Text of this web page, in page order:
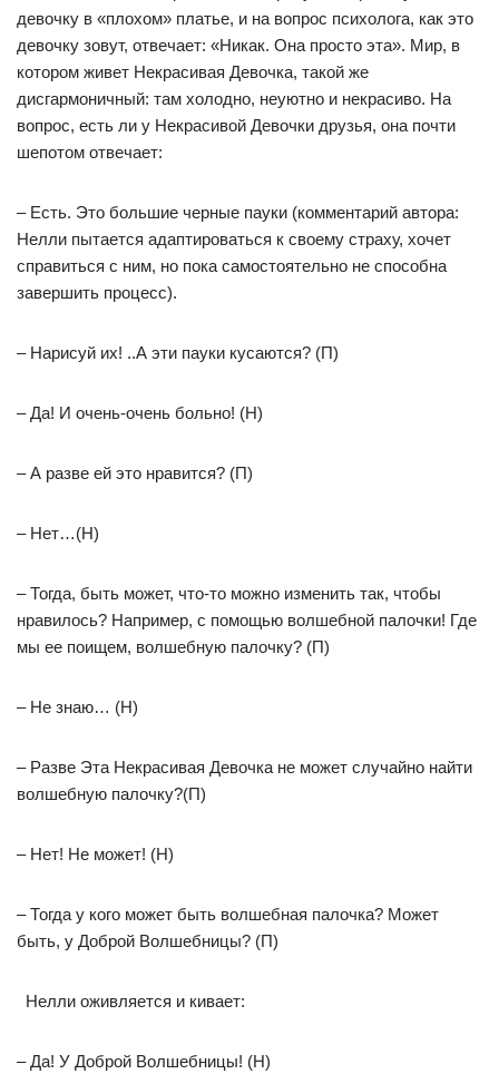
девочку в «плохом» платье, и на вопрос психолога, как это
девочку зовут, отвечает: «Никак. Она просто эта». Мир, в
котором живет Некрасивая Девочка, такой же
дисгармоничный: там холодно, неуютно и некрасиво. На
вопрос, есть ли у Некрасивой Девочки друзья, она почти
шепотом отвечает:
– Есть. Это большие черные пауки (комментарий автора:
Нелли пытается адаптироваться к своему страху, хочет
справиться с ним, но пока самостоятельно не способна
завершить процесс).
– Нарисуй их! ..А эти пауки кусаются? (П)
– Да! И очень-очень больно! (Н)
– А разве ей это нравится? (П)
– Нет…(Н)
– Тогда, быть может, что-то можно изменить так, чтобы
нравилось? Например, с помощью волшебной палочки! Где
мы ее поищем, волшебную палочку? (П)
– Не знаю… (Н)
– Разве Эта Некрасивая Девочка не может случайно найти
волшебную палочку?(П)
– Нет! Не может! (Н)
– Тогда у кого может быть волшебная палочка? Может
быть, у Доброй Волшебницы? (П)
Нелли оживляется и кивает:
– Да! У Доброй Волшебницы! (Н)